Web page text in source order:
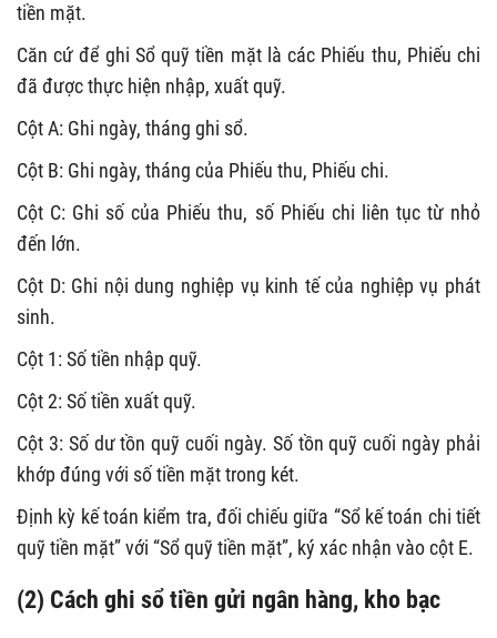
tiền mặt.
Căn cứ để ghi Sổ quỹ tiền mặt là các Phiếu thu, Phiếu chi
đã được thực hiện nhập, xuất quỹ.
Cột A: Ghi ngày, tháng ghi sổ.
Cột B: Ghi ngày, tháng của Phiếu thu, Phiếu chi.
Cột C: Ghi số của Phiếu thu, số Phiếu chi liên tục từ nhỏ
đến lớn.
Cột D: Ghi nội dung nghiệp vụ kinh tế của nghiệp vụ phát
sinh.
Cột 1: Số tiền nhập quỹ.
Cột 2: Số tiền xuất quỹ.
Cột 3: Số dư tồn quỹ cuối ngày. Số tồn quỹ cuối ngày phải
khớp đúng với số tiền mặt trong két.
Định kỳ kế toán kiểm tra, đối chiếu giữa “Sổ kế toán chi tiết
quỹ tiền mặt” với “Sổ quỹ tiền mặt”, ký xác nhận vào cột E.
(2) Cách ghi sổ tiền gửi ngân hàng, kho bạc